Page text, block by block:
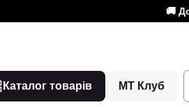
🚚
Каталог товарів МТ Клуб